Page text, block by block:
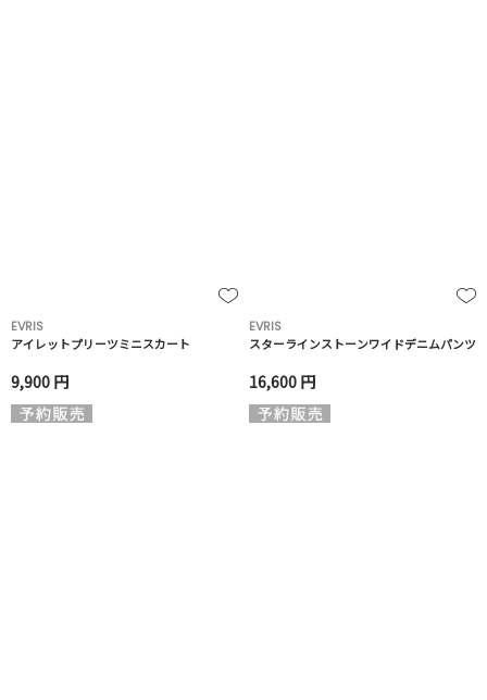
EVRIS
アイレットプリーツミニスカート
9,900 円
EVRIS
スターラインストーンワイドデニムパンツ
16,600 円